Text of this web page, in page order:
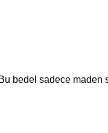
sadece maden